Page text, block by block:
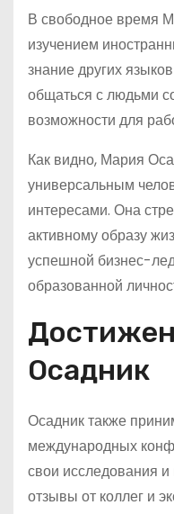
В свободное время
изучением
знание других
общаться с людьми
возможности для
Как видно, Мария
универсальным
интересами. Она
активному образу
успешной бизнес-
образованной
Осадник
Осадник также
международных
свои исследования
отзывы от коллег и